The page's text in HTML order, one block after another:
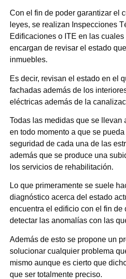
Con el fin de poder garantizar el
leyes, se realizan Inspecciones
Edificaciones o ITE en las
encargan de revisar el estado
inmuebles.
Es decir, revisan el estado en el
fachadas además de los
eléctricas además de la
Todas las medidas que se llevan
en todo momento a que se
seguridad de cada una de las
además que se produce una
los servicios de rehabilitación.
Lo que primeramente se suele
diagnóstico acerca del estado
encuentra el edificio con el fin de
detectar las anomalías con las
Además de esto se propone un
solucionar cualquier problema
mismo aunque es cierto que
que ser totalmente preciso.